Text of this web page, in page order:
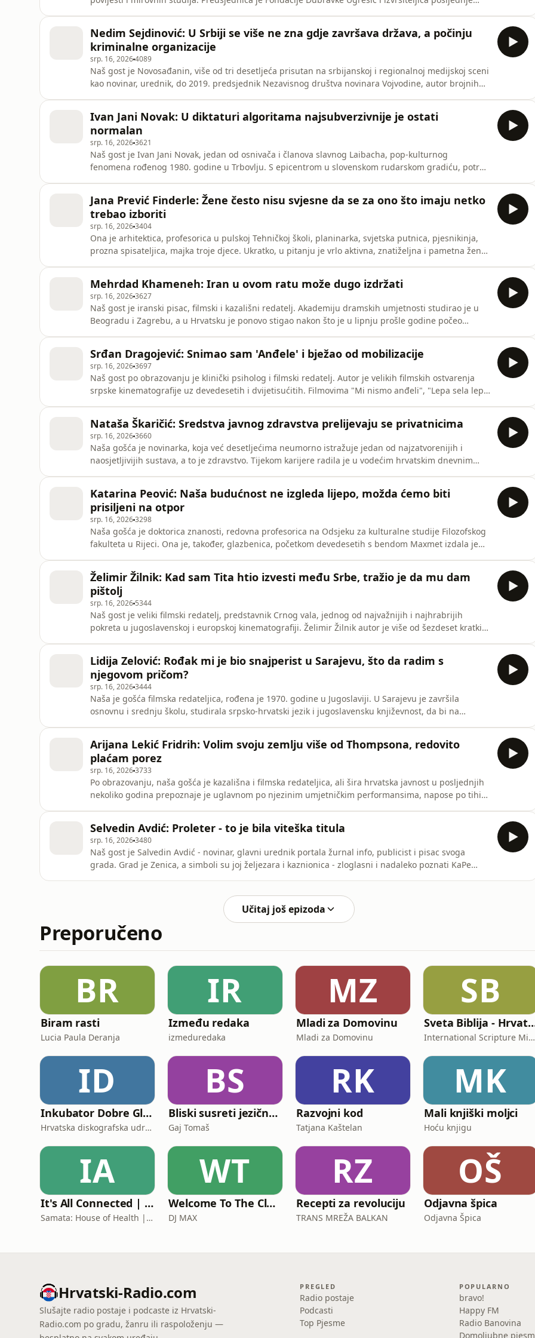
Nedim Sejdinović: U Srbiji se više ne zna gdje završava država, a počinju
kriminalne organizacije
srp. 16, 20264089
Naš gost je Novosađanin, više od tri desetljeća prisutan na srbijanskoj i regionalnoj medijskoj sceni
kao novinar, urednik, do 2019. predsjednik Nezavisnog društva novinara Vojvodine, autor brojnih
Ivan Jani Novak: U diktaturi algoritama najsubverzivnije je ostati
normalan
srp. 16, 20263621
Naš gost je Ivan Jani Novak, jedan od osnivača i članova slavnog Laibacha, pop-kulturnog
fenomena rođenog 1980. godine u Trbovlju. S epicentrom u slovenskom rudarskom gradiću, potres
totalitarističkih simbola u izvedbi Laibacha socijalističkom društvu izazivalo je grč u želucu, ali
način i sti
Jana Prević Finderle: Žene često nisu svjesne da se za ono što imaju netko
trebao izboriti
srp. 16, 20263404
Ona je arhitektica, profesorica u pulskoj Tehničkoj školi, planinarka, svjetska putnica, pjesnikinja,
prozna spisateljica, majka troje djece. Ukratko, u pitanju je vrlo aktivna, znatiželjna i pametna žena.
800
Mehrdad Khameneh: Iran u ovom ratu može dugo izdržati
srp. 16, 20263627
Naš gost je iranski pisac, filmski i kazališni redatelj. Akademiju dramskih umjetnosti studirao je u
Beogradu i Zagrebu, a u Hrvatsku je ponovo stigao nakon što je u lipnju prošle godine počeo
avionskim
Srđan Dragojević: Snimao sam 'Anđele' i bježao od mobilizacije
srp. 16, 20263697
Naš gost po obrazovanju je klinički psiholog i filmski redatelj. Autor je velikih filmskih ostvarenja
srpske kinematografije uz devedesetih i dvijetisućitih. Filmovima "Mi nismo anđeli", "Lepa sela lepo
autorski sazrijevala u godinama raspada Jugoslavije. Njegov film "Parada" iz 2011. zabilj
Nataša Škaričić: Sredstva javnog zdravstva prelijevaju se privatnicima
srp. 16, 20263660
Naša gošća je novinarka, koja već desetljećima neumorno istražuje jedan od najzatvorenijih i
naosjetljivijih sustava, a to je zdravstvo. Tijekom karijere radila je u vodećim hrvatskim dnevnim
af
Katarina Peović: Naša budućnost ne izgleda lijepo, možda ćemo biti
prisiljeni na otpor
srp. 16, 20263298
Naša gošća je doktorica znanosti, redovna profesorica na Odsjeku za kulturalne studije Filozofskog
fakulteta u Rijeci. Ona je, također, glazbenica, početkom devedesetih s bendom Maxmet izdala je
predsjedničku kandidatkinju i udarnu pesnicu Radničke fronte, jedine hrvatske političke stranke
koju se bez s
Želimir Žilnik: Kad sam Tita htio izvesti među Srbe, tražio je da mu dam
pištolj
srp. 16, 2026 5344
Naš gost je veliki filmski redatelj, predstavnik Crnog vala, jednog od najvažnijih i najhrabrijih
pokreta u jugoslavenskoj i europskoj kinematografiji. Želimir Žilnik autor je više od šezdeset kratkih
Lidija Zelović: Rođak mi je bio snajperist u Sarajevu, što da radim s
njegovom pričom?
srp. 16, 20263444
Naša je gošća filmska redateljica, rođena je 1970. godine u Jugoslaviji. U Sarajevu je završila
osnovnu i srednju školu, studirala srpsko-hrvatski jezik i jugoslavensku književnost, da bi na
Arijana Lekić Fridrih: Volim svoju zemlju više od Thompsona, redovito
plaćam porez
srp. 16, 20263733
Po obrazovanju, naša gošća je kazališna i filmska redateljica, ali šira hrvatska javnost u posljednjih
nekoliko godina prepoznaje je uglavnom po njezinim umjetničkim performansima, napose po tihim
iSelvedin Avdić: Proleter - to je bila viteška titula
srp. 16, 20263480
Naš gost je Salvedin Avdić - novinar, glavni urednik portala žurnal info, publicist i pisac svoga
grada. Grad je Zenica, a simboli su joj željezara i kaznionica - zloglasni i nadaleko poznati KaPe
Učitaj još epizoda
Preporučeno
BR
Biram rasti
Lucia Paula Deranja
IR
Između redaka
izmeduredaka
MZ
Mladi za Domovinu
Mladi za Domovinu
SB
Sveta Biblija - Hrvatski
International Scripture Ministries
ID
Inkubator Dobre Glazbe
Hrvatska diskografska udruga – IFPI Croatia
BS
Bliski susreti jezične vrste
Gaj Tomaš
RK
Razvojni kod
Tatjana Kaštelan
MK
Mali knjiški moljci
Hoću knjigu
IA
It's All Connected | Health and Wellness Podcast
Samata: House of Health | Katarina Babić, dr.med.
WT
Welcome To The Club Radio Show
DJ MAX
RZ
Recepti za revoluciju
TRANS MREŽA BALKAN
OŠ
Odjavna špica
Odjavna Špica
Hrvatski-Radio.com
Slušajte radio postaje i podcaste iz Hrvatski-
Radio.com po gradu, žanru ili raspoloženju —
PREGLED
Radio postaje
Podcasti
Top Pjesme
POPULARNO
bravo!
Happy FM
Radio Banovina
Domoljubne